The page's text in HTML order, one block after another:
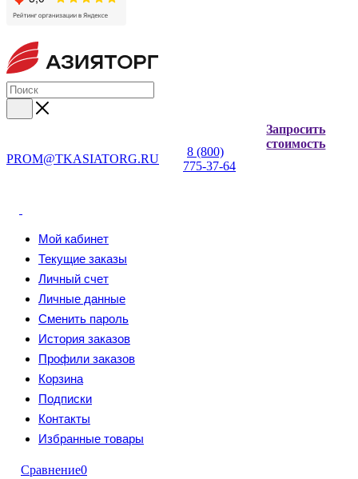
PROM@TKASIATORG.RU
8 (800)
775-37-64
Запросить
стоимость
Мой кабинет
Текущие заказы
Личный счет
Личные данные
Сменить пароль
История заказов
Профили заказов
Корзина
Подписки
Контакты
Избранные товары
Сравнение0